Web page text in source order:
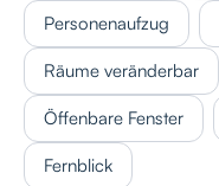
Personenaufzug
Räume veränderbar
Öffenbare Fenster
Fernblick